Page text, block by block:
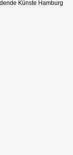
Künste Hamburg